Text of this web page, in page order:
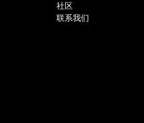
社区
联系我们